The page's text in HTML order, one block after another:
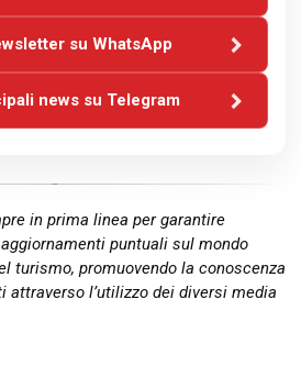
su WhatsApp
news su Telegram
in prima linea per garantire
puntuali sul mondo
turismo, promuovendo la conoscenza
l’utilizzo dei diversi media